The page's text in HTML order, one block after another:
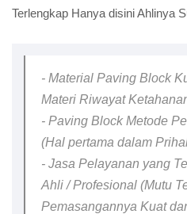
Terlengkap Hanya disini Ahlinya
- Material Paving Block
Materi Riwayat
- Paving Block Metode
(Hal pertama dalam
- Jasa Pelayanan yang
Ahli / Profesional (Mutu
Pemasangannya Kuat